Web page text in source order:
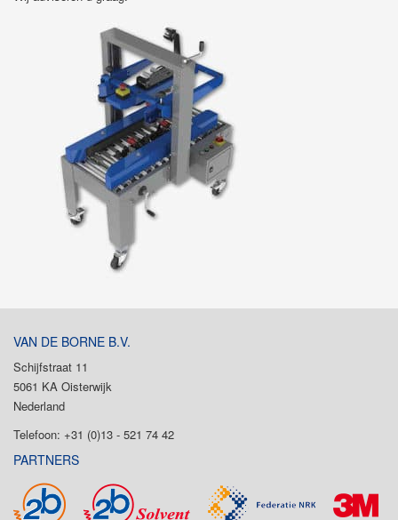
VAN DE BORNE B.V.
Schijfstraat 11
5061 KA Oisterwijk
Nederland
Telefoon: +31 (0)13 - 521 74 42
PARTNERS